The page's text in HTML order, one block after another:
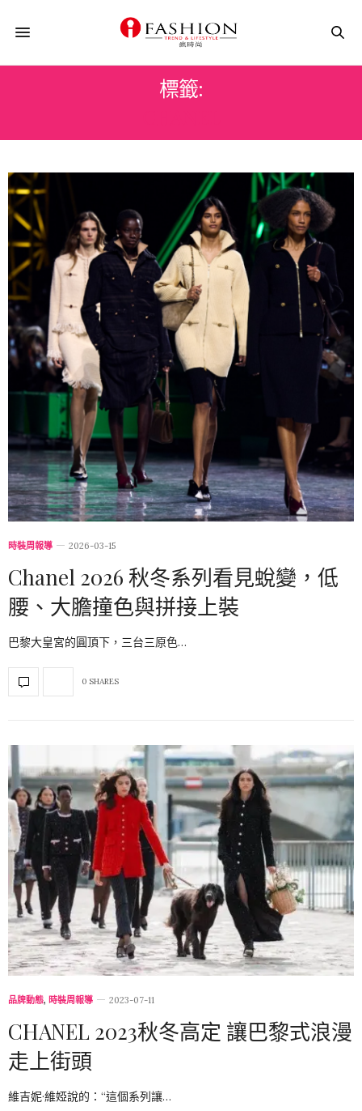
標籤:
時裝周報導 2026-03-15
Chanel 2026 秋冬系列看見蛻變，低
腰、大膽撞色與拼接上裝
巴黎大皇宮的圓頂下，三台三原色…
0 SHARES
品牌動態, 時裝周報導 2023-07-11
CHANEL 2023秋冬高定 讓巴黎式浪漫
走上街頭
維吉妮·維婭說的：“這個系列讓…